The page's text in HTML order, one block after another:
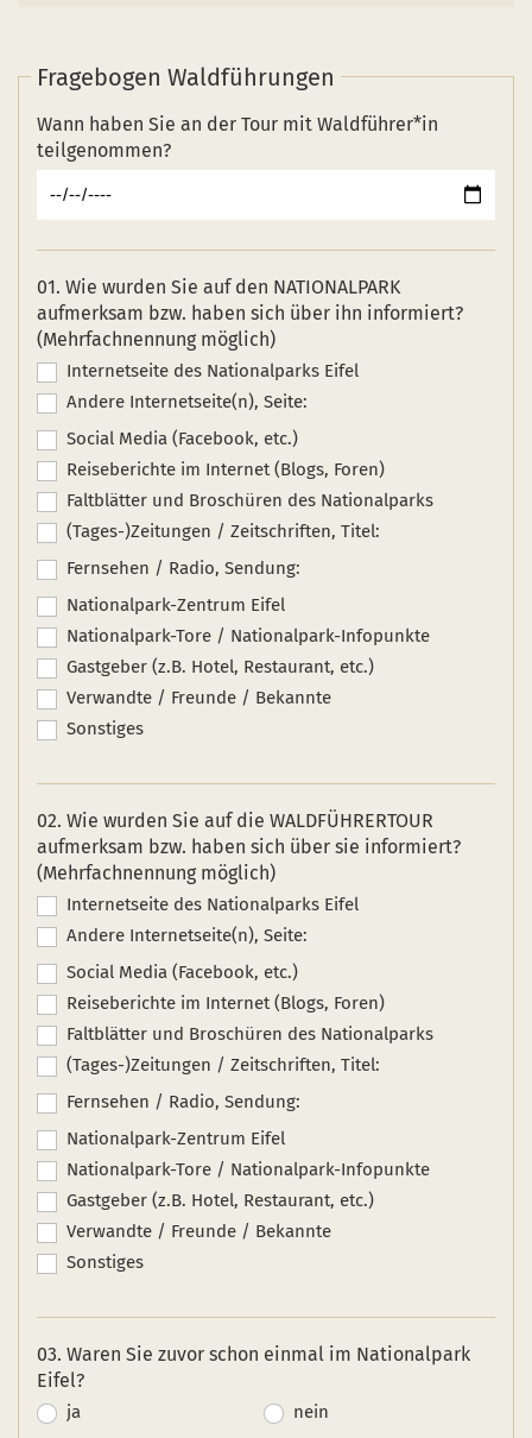
Fragebogen Waldführungen
Wann haben Sie an der Tour mit Waldführer*in
teilgenommen?
01. Wie wurden Sie auf den NATIONALPARK
aufmerksam bzw. haben sich über ihn informiert?
(Mehrfachnennung möglich)
Internetseite des Nationalparks Eifel
Andere Internetseite(n), Seite:
Social Media (Facebook, etc.)
Reiseberichte im Internet (Blogs, Foren)
Faltblätter und Broschüren des Nationalparks
(Tages-)Zeitungen / Zeitschriften, Titel:
Fernsehen / Radio, Sendung:
Nationalpark-Zentrum Eifel
Nationalpark-Tore / Nationalpark-Infopunkte
Gastgeber (z.B. Hotel, Restaurant, etc.)
Verwandte / Freunde / Bekannte
Sonstiges
02. Wie wurden Sie auf die WALDFÜHRERTOUR
aufmerksam bzw. haben sich über sie informiert?
(Mehrfachnennung möglich)
Internetseite des Nationalparks Eifel
Andere Internetseite(n), Seite:
Social Media (Facebook, etc.)
Reiseberichte im Internet (Blogs, Foren)
Faltblätter und Broschüren des Nationalparks
(Tages-)Zeitungen / Zeitschriften, Titel:
Fernsehen / Radio, Sendung:
Nationalpark-Zentrum Eifel
Nationalpark-Tore / Nationalpark-Infopunkte
Gastgeber (z.B. Hotel, Restaurant, etc.)
Verwandte / Freunde / Bekannte
Sonstiges
03. Waren Sie zuvor schon einmal im Nationalpark
Eifel?
ja nein